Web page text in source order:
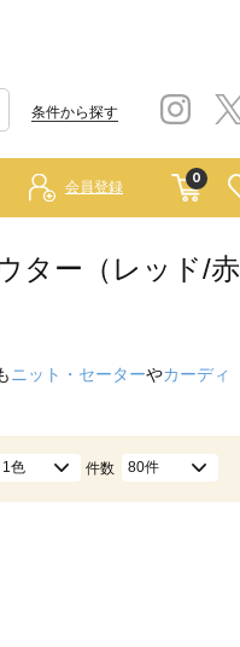
条件から探す
0
会員登録
ター（レッド/赤
ニット・セーターやカーディ
1色 件数 80件